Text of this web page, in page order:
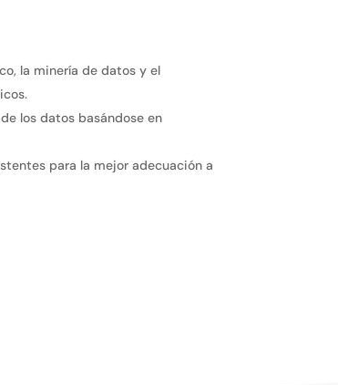
la minería de datos y el
los datos basándose en
para la mejor adecuación a